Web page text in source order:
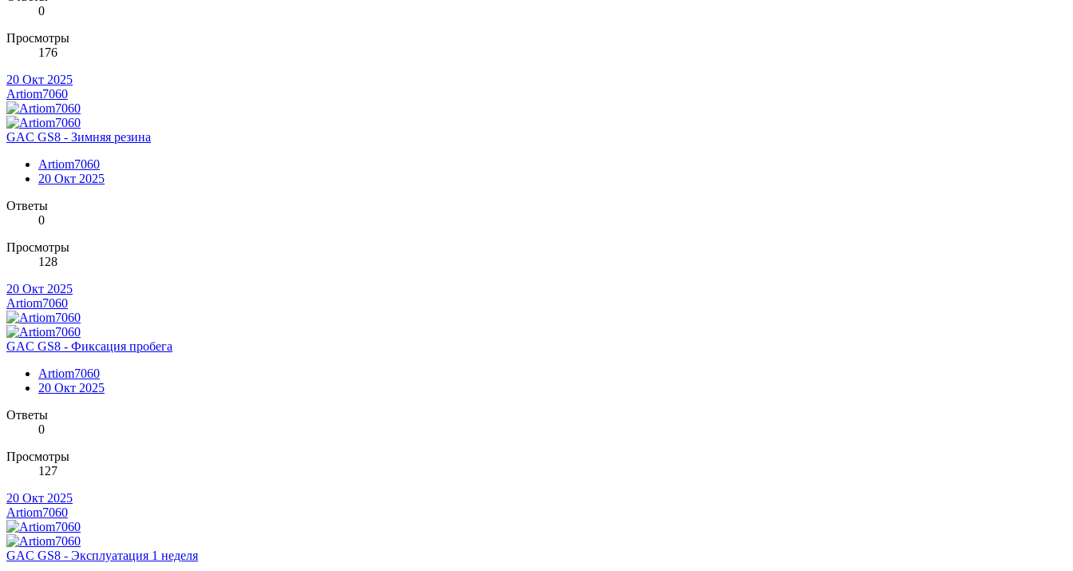
0
Просмотры
176
20 Окт 2025
Artiom7060
GAC GS8 - Зимняя резина
Artiom7060
20 Окт 2025
Ответы
0
Просмотры
128
20 Окт 2025
Artiom7060
GAC GS8 - Фиксация пробега
Artiom7060
20 Окт 2025
Ответы
0
Просмотры
127
20 Окт 2025
Artiom7060
GAC GS8 - Эксплуатация 1 неделя